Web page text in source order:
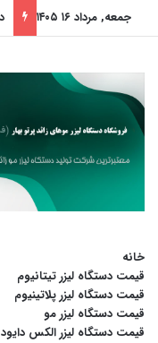
جمعه, مرداد ۱۶ ۱۴۰۵
خانه
قیمت دستگاه لیزر تیتانیوم
قیمت دستگاه لیزر پلاتینیوم
قیمت دستگاه لیزر مو
قیمت دستگاه لیزر الکس دایود